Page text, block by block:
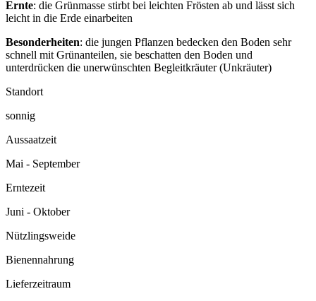
Ernte: die Grünmasse stirbt bei leichten Frösten ab und lässt sich
leicht in die Erde einarbeiten
Besonderheiten: die jungen Pflanzen bedecken den Boden sehr
schnell mit Grünanteilen, sie beschatten den Boden und
unterdrücken die unerwünschten Begleitkräuter (Unkräuter)
Standort
sonnig
Aussaatzeit
Mai - September
Erntezeit
Juni - Oktober
Nützlingsweide
Bienennahrung
Lieferzeitraum